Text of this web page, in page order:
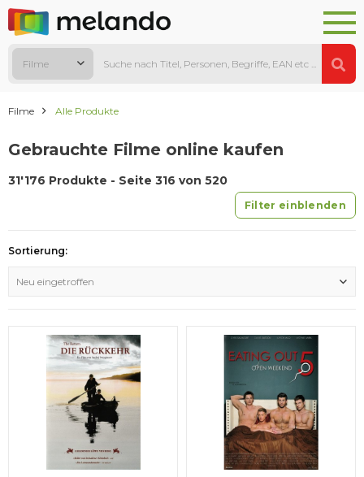
Filme
Filme Alle Produkte
Gebrauchte Filme online kaufen
31'176 Produkte - Seite 316 von 520
Filter einblenden
Sortierung:
Neu eingetroffen